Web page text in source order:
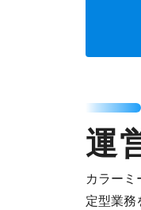
運
カラーミ
定型業務